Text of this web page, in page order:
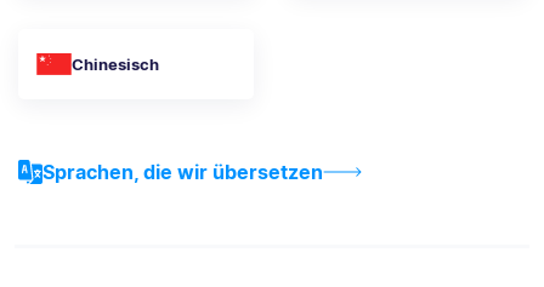
Chinesisch
Sprachen, die wir übersetzen